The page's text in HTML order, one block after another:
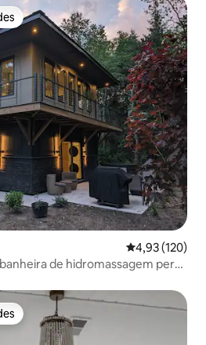
dos hóspedes
4,93 de uma
4,93 (120)
de hidromassagem perto
dos hóspedes